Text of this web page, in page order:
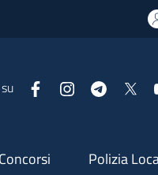
FacebookInstagramTelegram
Concorsi Polizia